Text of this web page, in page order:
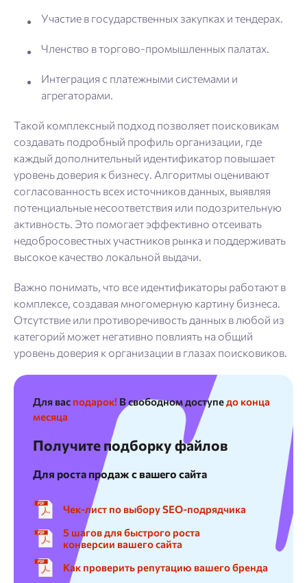
Участие в государственных закупках и тендерах.
Членство в торгово-промышленных палатах.
Интеграция с платежными системами и
агрегаторами.
Такой комплексный подход позволяет поисковикам
создавать подробный профиль организации, где
каждый дополнительный идентификатор повышает
уровень доверия к бизнесу. Алгоритмы оценивают
согласованность всех источников данных, выявляя
потенциальные несоответствия или подозрительную
активность. Это помогает эффективно отсеивать
недобросовестных участников рынка и поддерживать
высокое качество локальной выдачи.
Важно понимать, что все идентификаторы работают в
комплексе, создавая многомерную картину бизнеса.
Отсутствие или противоречивость данных в любой из
категорий может негативно повлиять на общий
уровень доверия к организации в глазах поисковиков.
Для вас подарок! В свободном доступедо конца
месяца
Получите подборку файлов
Для роста продаж с вашего сайта
Чек-лист по выбору SEO-подрядчика
5 шагов для быстрого роста
конверсии вашего сайта
Как проверить репутацию вашего бренда